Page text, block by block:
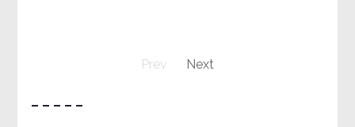
Prev Next
– – – – –